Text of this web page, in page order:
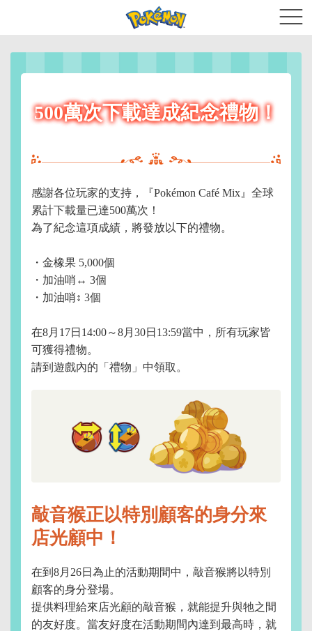
500萬次下載達成紀念禮物！
感謝各位玩家的支持，『Pokémon Café Mix』全球
累計下載量已達500萬次！
為了紀念這項成績，將發放以下的禮物。
・金橡果 5,000個
・加油哨↔ 3個
・加油哨↕ 3個
在8月17日14:00～8月30日13:59當中，所有玩家皆
可獲得禮物。
請到遊戲內的「禮物」中領取。
敲音猴正以特別顧客的身分來
店光顧中！
在到8月26日為止的活動期間中，敲音猴將以特別
顧客的身分登場。
提供料理給來店光顧的敲音猴，就能提升與牠之間
的友好度。當友好度在活動期間內達到最高時，就